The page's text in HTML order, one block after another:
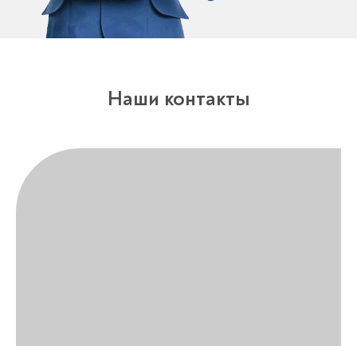
Наши контакты